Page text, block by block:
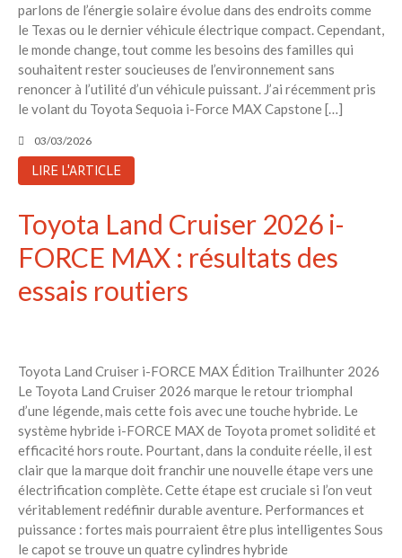
Toits verts | Association
Permaculturelle
L’intelligence artificielle pour
biologiques – The Applied
Ecologist
Recent Comments
parlons de l’énergie solaire évolue dans des endroits comme
le Texas ou le dernier véhicule électrique compact. Cependant,
le monde change, tout comme les besoins des familles qui
souhaitent rester soucieuses de l’environnement sans
renoncer à l’utilité d’un véhicule puissant. J’ai récemment pris
le volant du Toyota Sequoia i-Force MAX Capstone […]
03/03/2026
LIRE L'ARTICLE
Toyota Land Cruiser 2026 i-
FORCE MAX : résultats des
essais routiers
Toyota Land Cruiser i-FORCE MAX Édition Trailhunter 2026
Le Toyota Land Cruiser 2026 marque le retour triomphal
d’une légende, mais cette fois avec une touche hybride. Le
système hybride i-FORCE MAX de Toyota promet solidité et
efficacité hors route. Pourtant, dans la conduite réelle, il est
clair que la marque doit franchir une nouvelle étape vers une
électrification complète. Cette étape est cruciale si l’on veut
véritablement redéfinir durable aventure. Performances et
puissance : fortes mais pourraient être plus intelligentes Sous
le capot se trouve un quatre cylindres hybride